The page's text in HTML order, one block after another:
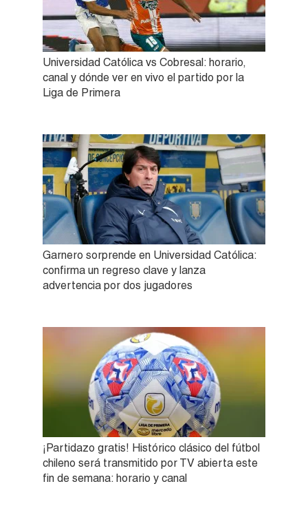
Universidad Católica vs Cobresal: horario,
canal y dónde ver en vivo el partido por la
Liga de Primera
Garnero sorprende en Universidad Católica:
confirma un regreso clave y lanza
advertencia por dos jugadores
¡Partidazo gratis! Histórico clásico del fútbol
chileno será transmitido por TV abierta este
fin de semana: horario y canal